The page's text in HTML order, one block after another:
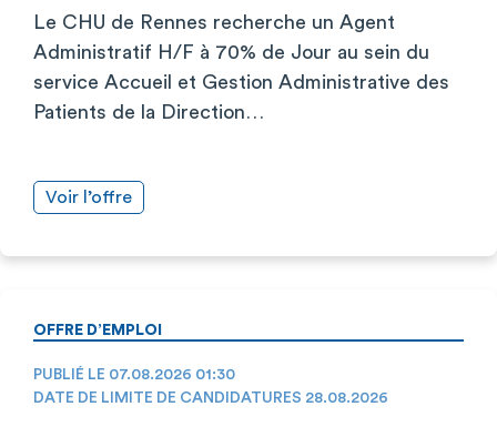
Le CHU de Rennes recherche un Agent
Administratif H/F à 70% de Jour au sein du
service Accueil et Gestion Administrative des
Patients de la Direction…
Voir l’offre
OFFRE D’EMPLOI
PUBLIÉ LE 07.08.2026 01:30
DATE DE LIMITE DE CANDIDATURES 28.08.2026